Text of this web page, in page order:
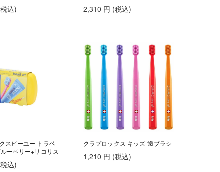
込) 2,310 円 (税込)
スビーユー トラベ
ーベリー+リコリス
込)
クラプロックス キッズ 歯ブラシ
1,210 円 (税込)